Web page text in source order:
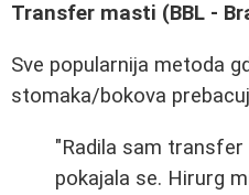
Transfer masti (BBL -
Sve popularnija metoda
stomaka/bokova
"Radila sam
pokajala se. Hirurg